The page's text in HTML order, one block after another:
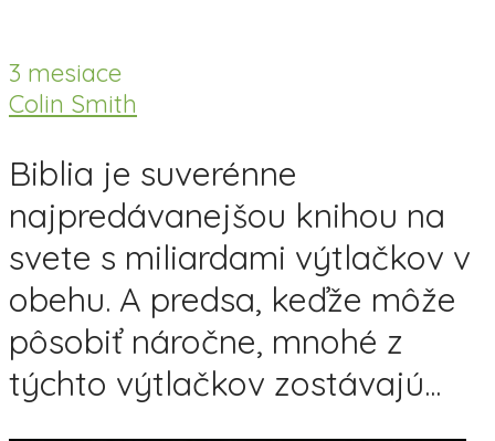
3 mesiace
Colin Smith
Biblia je suverénne
najpredávanejšou knihou na
svete s miliardami výtlačkov v
obehu. A predsa, keďže môže
pôsobiť náročne, mnohé z
týchto výtlačkov zostávajú...